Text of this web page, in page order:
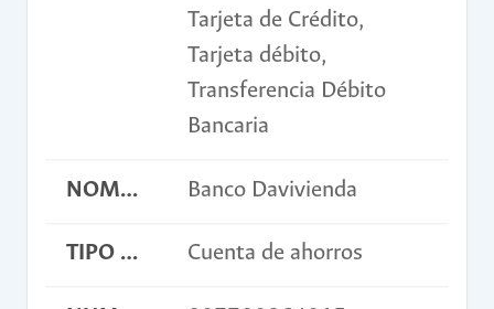
Tarjeta de Crédito,
Tarjeta débito,
Transferencia Débito
Bancaria
NOMBRE BANCO Banco Davivienda
TIPO DE CUENTA Cuenta de ahorros